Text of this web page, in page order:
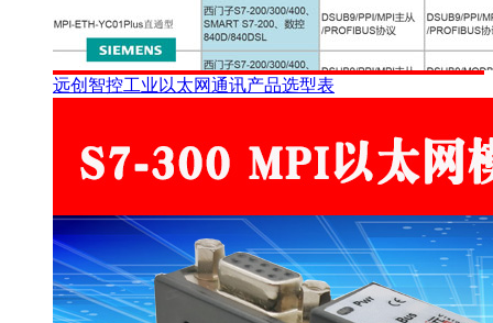
远创智控工业以太网通讯产品选型表